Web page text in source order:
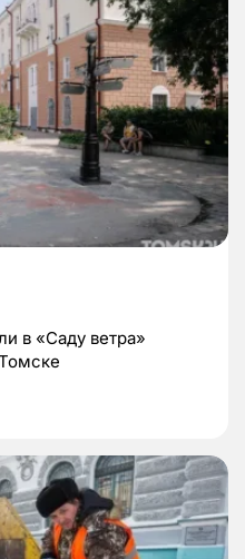
в «Саду ветра»